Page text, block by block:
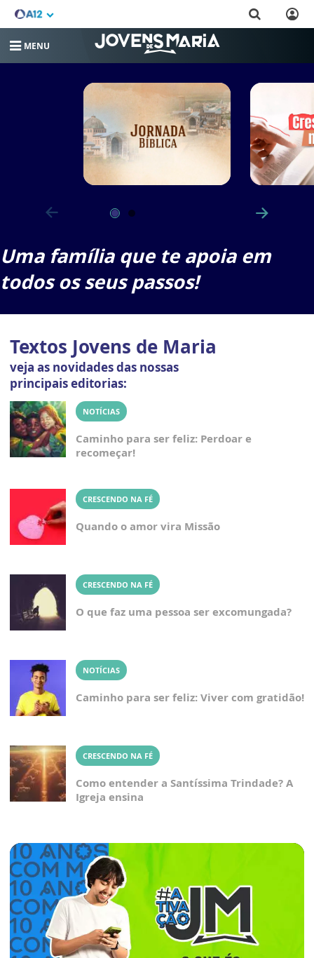
MENU
Uma família que te apoia em
todos os seus passos!
Textos Jovens de Maria
veja as novidades das nossas
principais editorias:
NOTÍCIAS
Caminho para ser feliz: Perdoar e
recomeçar!
CRESCENDO NA FÉ
Quando o amor vira Missão
CRESCENDO NA FÉ
O que faz uma pessoa ser excomungada?
NOTÍCIAS
Caminho para ser feliz: Viver com gratidão!
CRESCENDO NA FÉ
Como entender a Santíssima Trindade? A
Igreja ensina